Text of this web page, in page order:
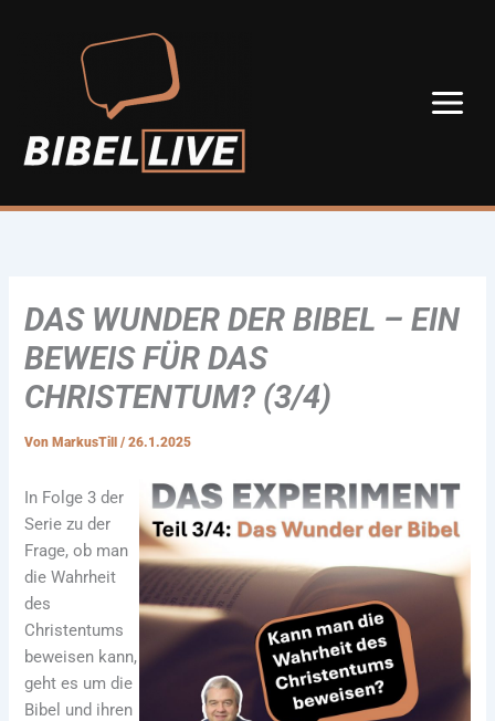
DAS WUNDER DER BIBEL – EIN
BEWEIS FÜR DAS
CHRISTENTUM? (3/4)
VonMarkusTill/26.1.2025
In Folge 3 der
Serie zu der
Frage, ob man
die Wahrheit
des
Christentums
beweisen kann,
geht es um die
Bibel und ihren